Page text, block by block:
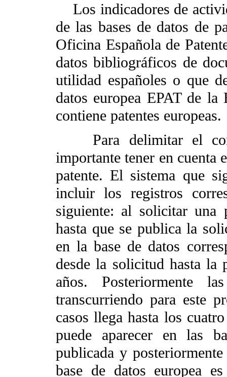
Los indicadores de
de las bases de datos de
Oficina Española de
datos bibliográficos de
utilidad españoles o que
datos europea EPAT de
contiene patentes europeas.
Para delimitar el
importante tener en cuenta
patente. El sistema que
incluir los registros
siguiente: al solicitar una
hasta que se publica la
en la base de datos
desde la solicitud hasta la
años. Posteriormente
transcurriendo para este
casos llega hasta los
puede aparecer en las
publicada y
base de datos europea